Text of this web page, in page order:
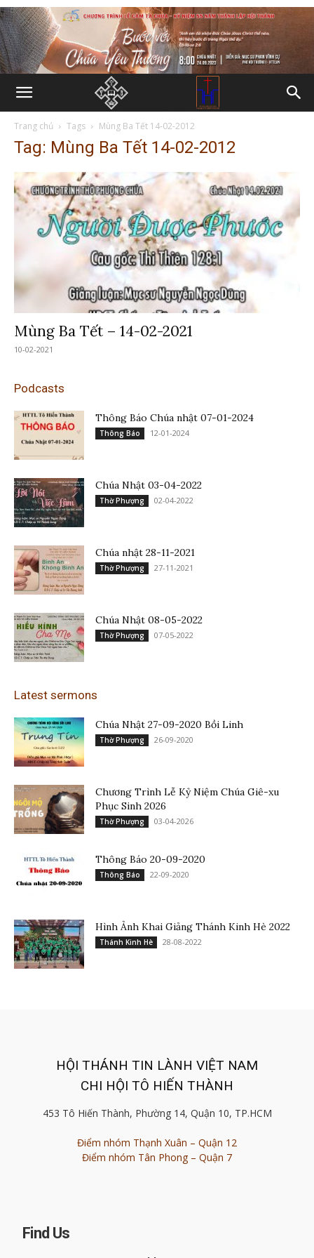
Trang chủ Tags Mùng Ba Tết 14-02-2012
Tag: Mùng Ba Tết 14-02-2012
Mùng Ba Tết – 14-02-2021
10-02-2021
Podcasts
Thông Báo Chúa nhật 07-01-2024
Thông Báo 12-01-2024
Chúa Nhật 03-04-2022
Thờ Phượng 02-04-2022
Chúa nhật 28-11-2021
Thờ Phượng 27-11-2021
Chúa Nhật 08-05-2022
Thờ Phượng 07-05-2022
Latest sermons
Chúa Nhật 27-09-2020 Bồi Linh
Thờ Phượng 26-09-2020
Chương Trình Lễ Kỷ Niệm Chúa Giê-xu
Phục Sinh 2026
Thờ Phượng 03-04-2026
Thông Báo 20-09-2020
Thông Báo 22-09-2020
Hình Ảnh Khai Giảng Thánh Kinh Hè 2022
Thánh Kinh Hè 28-08-2022
HỘI THÁNH TIN LÀNH VIỆT NAM
CHI HỘI TÔ HIẾN THÀNH
453 Tô Hiến Thành, Phường 14, Quận 10, TP.HCM
Điểm nhóm Thạnh Xuân – Quận 12
Điểm nhóm Tân Phong – Quận 7
Find Us